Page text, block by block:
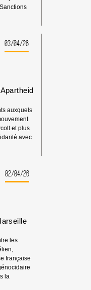
03/04/26
auxquels
et plus
avec
02/04/26
les
française
la